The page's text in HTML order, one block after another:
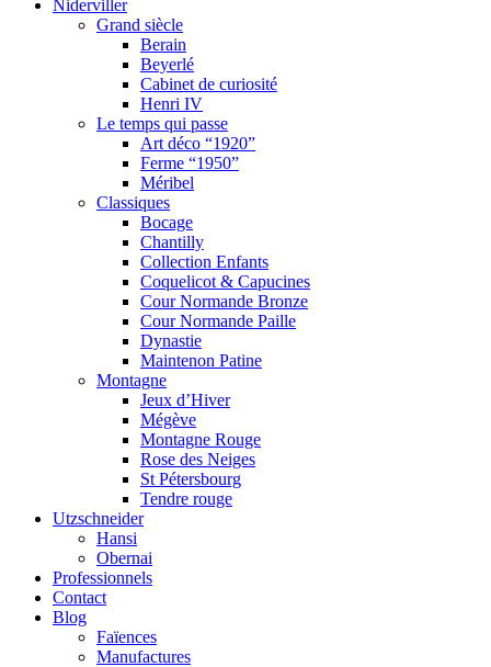
Niderviller
Grand siècle
Berain
Beyerlé
Cabinet de curiosité
Henri IV
Le temps qui passe
Art déco “1920”
Ferme “1950”
Méribel
Classiques
Bocage
Chantilly
Collection Enfants
Coquelicot & Capucines
Cour Normande Bronze
Cour Normande Paille
Dynastie
Maintenon Patine
Montagne
Jeux d’Hiver
Mégève
Montagne Rouge
Rose des Neiges
St Pétersbourg
Tendre rouge
Utzschneider
Hansi
Obernai
Professionnels
Contact
Blog
Faïences
Manufactures